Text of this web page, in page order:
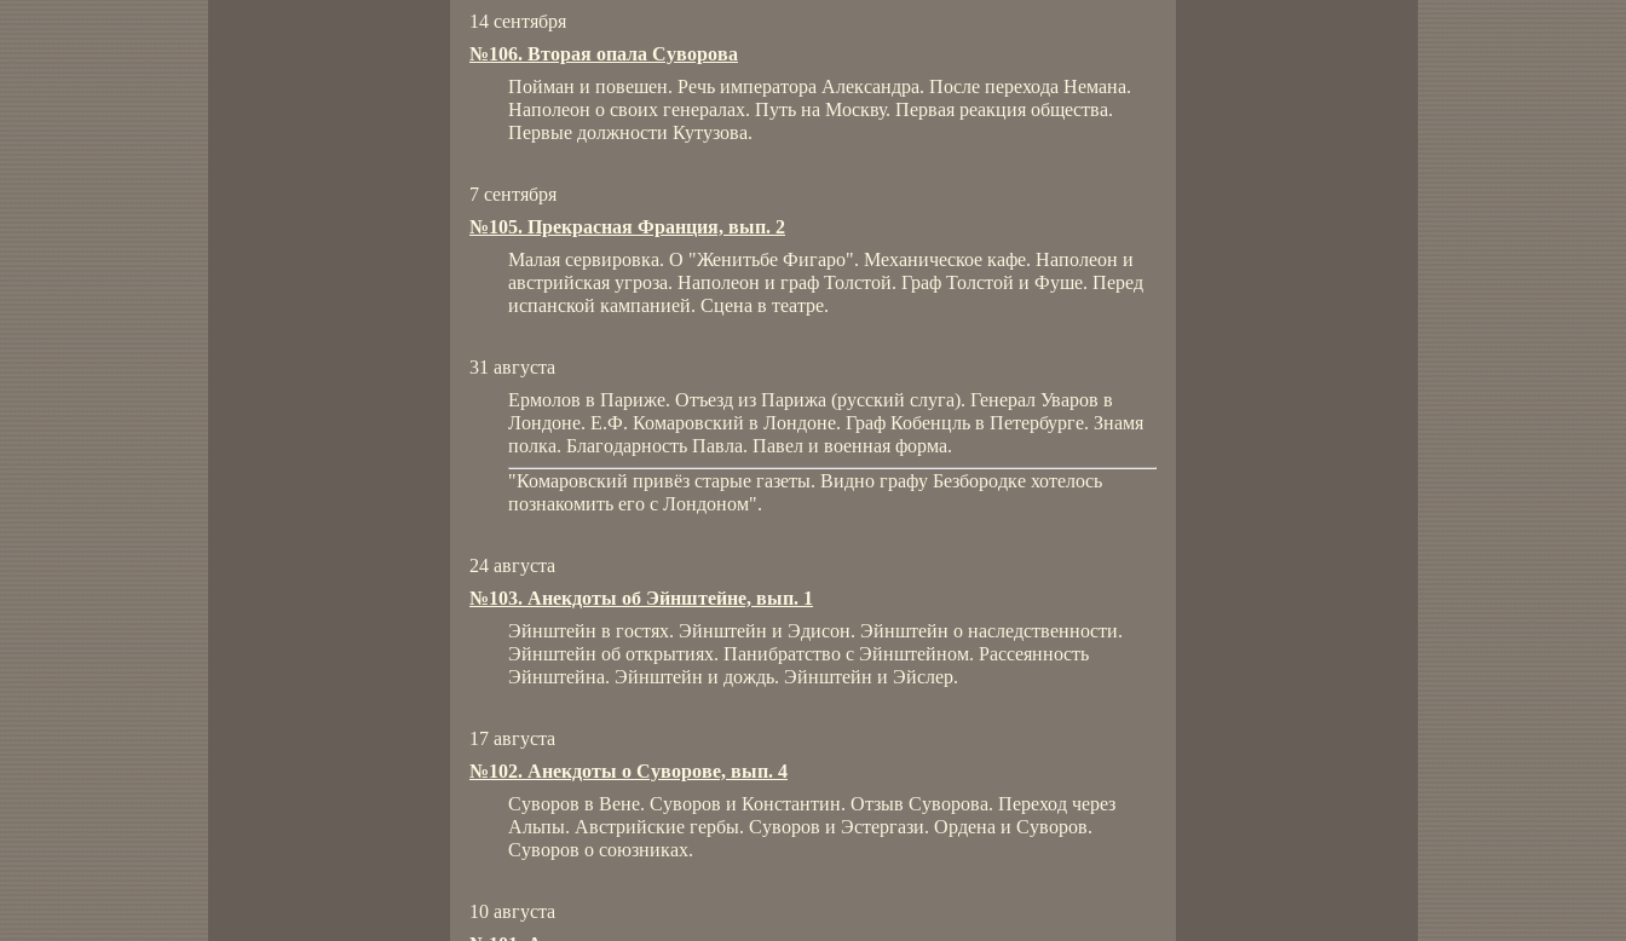
14 сентября
№106. Вторая опала Суворова
Пойман и повешен. Речь императора Александра. После перехода Немана.
Наполеон о своих генералах. Путь на Москву. Первая реакция общества.
Первые должности Кутузова.
7 сентября
№105. Прекрасная Франция, вып. 2
Малая сервировка. О "Женитьбе Фигаро". Механическое кафе. Наполеон и
австрийская угроза. Наполеон и граф Толстой. Граф Толстой и Фуше. Перед
испанской кампанией. Сцена в театре.
31 августа
Ермолов в Париже. Отъезд из Парижа (русский слуга). Генерал Уваров в
Лондоне. Е.Ф. Комаровский в Лондоне. Граф Кобенцль в Петербурге. Знамя
полка. Благодарность Павла. Павел и военная форма.
"Комаровский привёз старые газеты. Видно графу Безбородке хотелось
познакомить его с Лондоном".
24 августа
№103. Анекдоты об Эйнштейне, вып. 1
Эйнштейн в гостях. Эйнштейн и Эдисон. Эйнштейн о наследственности.
Эйнштейн об открытиях. Панибратство с Эйнштейном. Рассеянность
Эйнштейна. Эйнштейн и дождь. Эйнштейн и Эйслер.
17 августа
№102. Анекдоты о Суворове, вып. 4
Суворов в Вене. Суворов и Константин. Отзыв Суворова. Переход через
Альпы. Австрийские гербы. Суворов и Эстергази. Ордена и Суворов.
Суворов о союзниках.
10 августа